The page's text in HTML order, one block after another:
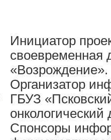
Инициатор
своевременная
«Возрождение».
Организатор
ГБУЗ
онкологический
Спонсоры